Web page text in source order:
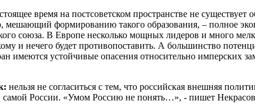
время на постсоветском пространстве не
формированию такого образования, – полное
союза. В Европе несколько мощных лидеров и много
и нечего будет противопоставить. А большинство
имеются устойчивые опасения относительно имперских
нельзя не согласиться с тем, что российская внешняя
самой России. «Умом Россию не понять…», - пишет